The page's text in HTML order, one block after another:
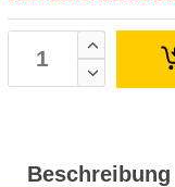
Beschreibung